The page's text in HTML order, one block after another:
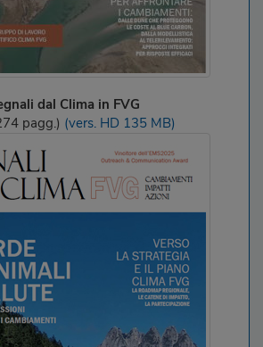
dal Clima in FVG
pagg.) (vers. HD 135 MB)